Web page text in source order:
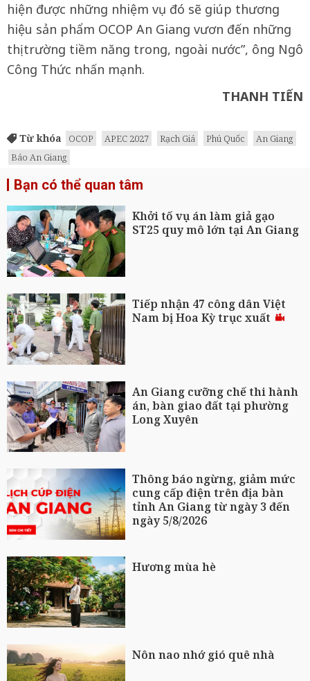
hiện được những nhiệm vụ đó sẽ giúp thương
hiệu sản phẩm OCOP An Giang vươn đến những
thị trường tiềm năng trong, ngoài nước”, ông Ngô
Công Thức nhấn mạnh.
THANH TIẾN
Từ khóa OCOP APEC 2027 Rạch Giá Phú Quốc
An Giang
Báo An Giang
Bạn có thể quan tâm
Khởi tố vụ án làm giả gạo
ST25 quy mô lớn tại An Giang
Tiếp nhận 47 công dân Việt
Nam bị Hoa Kỳ trục xuất
An Giang cưỡng chế thi hành
án, bàn giao đất tại phường
Long Xuyên
Thông báo ngừng, giảm mức
cung cấp điện trên địa bàn
tỉnh An Giang từ ngày 3 đến
ngày 5/8/2026
Hương mùa hè
Nôn nao nhớ gió quê nhà